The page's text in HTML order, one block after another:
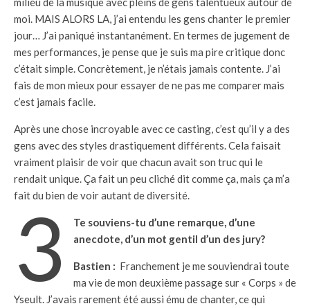
moi. MAIS ALORS LA, j’ai entendu les gens chanter le premier
jour… J’ai paniqué instantanément. En termes de jugement de
mes performances, je pense que je suis ma pire critique donc
c’était simple. Concrètement, je n’étais jamais contente. J’ai
fais de mon mieux pour essayer de ne pas me comparer mais
c’est jamais facile.
Après une chose incroyable avec ce casting, c’est qu’il y a des
gens avec des styles drastiquement différents. Cela faisait
vraiment plaisir de voir que chacun avait son truc qui le
rendait unique. Ça fait un peu cliché dit comme ça, mais ça m’a
fait du bien de voir autant de diversité.
3
Te souviens-tu d’une remarque, d’une
anecdote, d’un mot gentil d’un des jury?
Bastien : Franchement je me souviendrai toute
ma vie de mon deuxième passage sur « Corps » de
Yseult. J’avais rarement été aussi ému de chanter, ce qui